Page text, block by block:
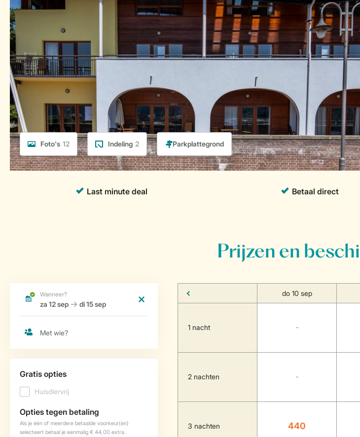
Foto's 12 Indeling 2
Prijzen en
do 10 sep
1 nacht -
2 nachten -
3 nachten 440